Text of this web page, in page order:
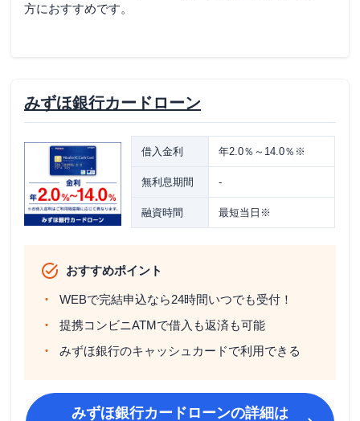
方におすすめです。
みずほ銀行カードローン
借入金利 年2.0％～14.0％※
無利息期間 -
融資時間 最短当日※
おすすめポイント
WEBで完結申込なら24時間いつでも受付！
提携コンビニATMで借入も返済も可能
みずほ銀行のキャッシュカードで利用できる
みずほ銀行カードローンの詳細は